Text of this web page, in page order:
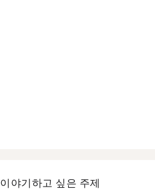
이야기하고 싶은 주제